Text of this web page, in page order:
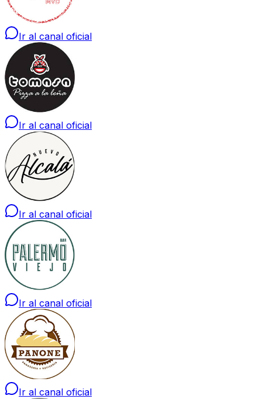
Ir al canal oficial
Ir al canal oficial
Ir al canal oficial
Ir al canal oficial
Ir al canal oficial